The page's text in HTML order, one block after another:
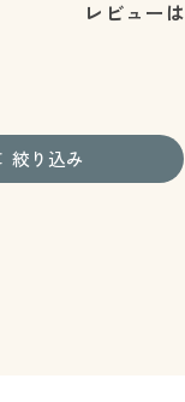
レビュー
絞り込み